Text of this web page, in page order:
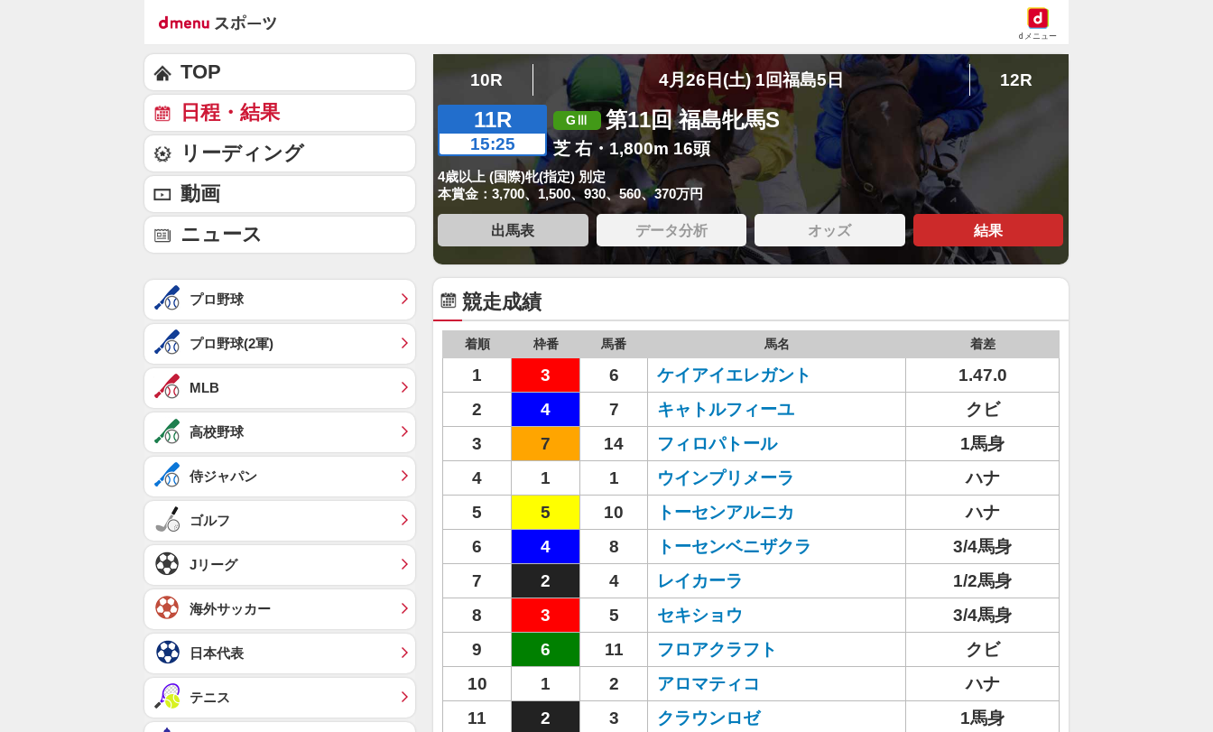
dメニュー
10R 4月26日(土) 1回福島5日 12R
11R
15:25
第11回 福島牝馬S
芝 右・1,800m 16頭
4歳以上 (国際)牝(指定) 別定
本賞金：3,700、1,500、930、560、370万円
出馬表 データ分析 オッズ 結果
競走成績
着順 枠番 馬番 馬名 着差
1 3 6 ケイアイエレガント
1.47.0
2
4 7 キャトルフィーユ
クビ
3
7 14 フィロパトール
1馬身
4
1 1 ウインプリメーラ
ハナ
5
5 10 トーセンアルニカ
ハナ
6
4 8 トーセンベニザクラ
3/4馬身
7
2 4 レイカーラ
1/2馬身
8
3 5 セキショウ
3/4馬身
9
6 11 フロアクラフト
クビ
10
1 2 アロマティコ
ハナ
11
2 3 クラウンロゼ
1馬身
TOP
日程・結果
リーディング
動画
ニュース
プロ野球
プロ野球(2軍)
MLB
高校野球
侍ジャパン
ゴルフ
Jリーグ
海外サッカー
日本代表
テニス